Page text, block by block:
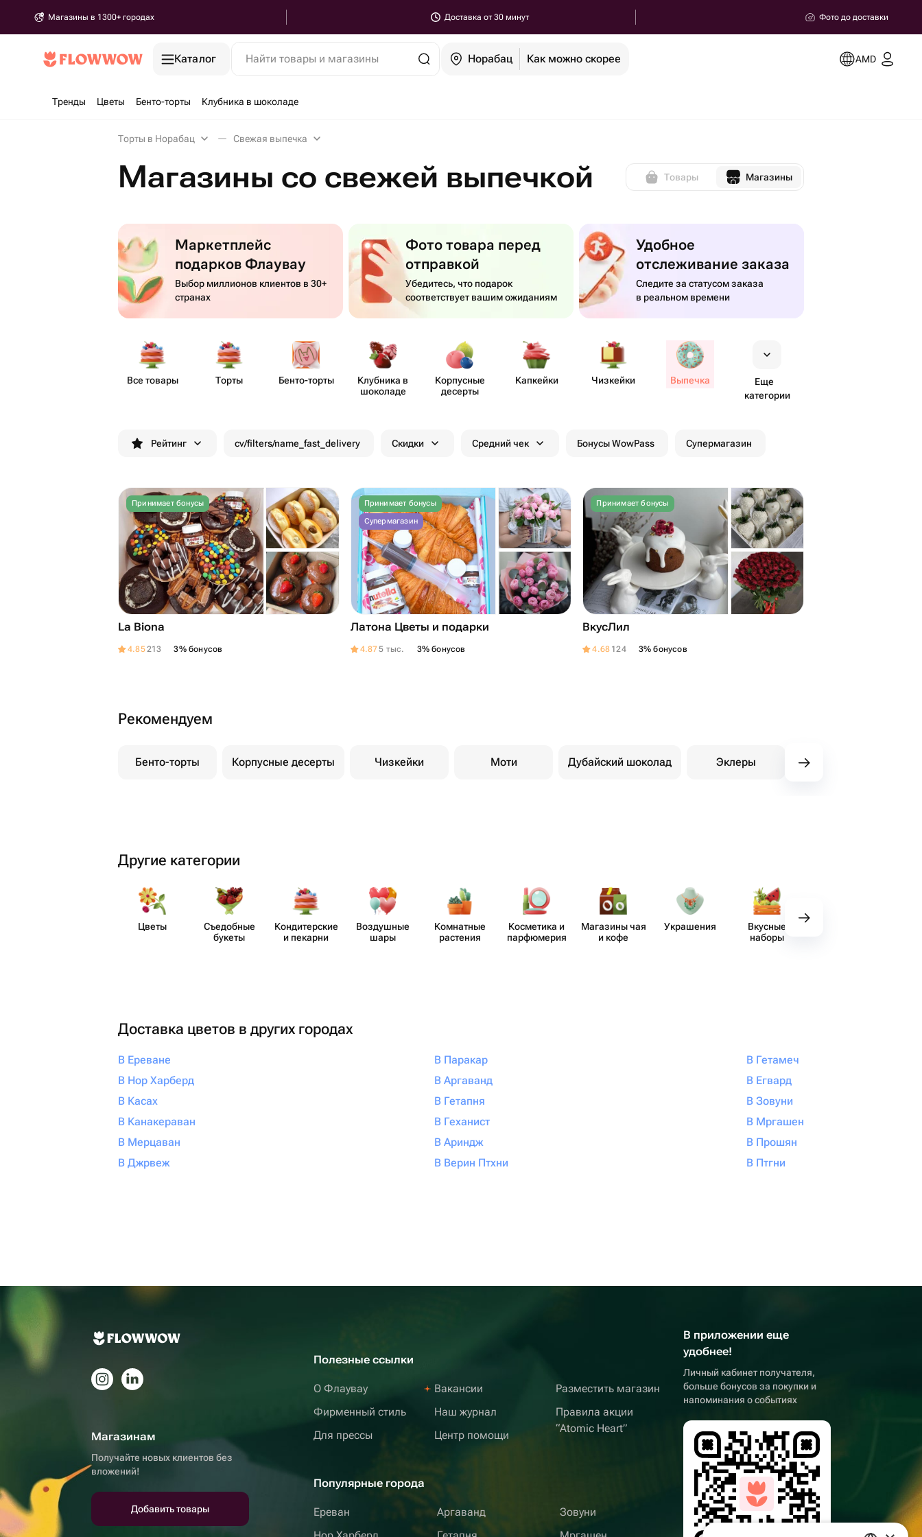
Магазины в 1300+ городах Доставка от 30 минут Фото до доставки
Каталог Найти товары и магазины Норабац Как можно скорее AMD
Тренды Цветы Бенто-торты Клубника в шоколаде
Торты в Норабац Свежая выпечка
Магазины со свежей выпечкой Товары Магазины
Маркетплейс
подарков Флаувау
Выбор миллионов клиентов в 30+
странах
Фото товара перед
отправкой
Убедитесь, что подарок
соответствует вашим ожиданиям
Удобное
отслеживание заказа
Следите за статусом заказа
в реальном времени
Все товары Торты Бенто​-торты
Клубника в
шоколаде
Корпусные
десерты
Капкейки Чизкейки Выпечка
Еще
категории
Рейтинг cv/filters/name_fast_delivery Скидки Средний чек Бонусы WowPass Супермагазин
Принимает бонусы
La Biona
4.85213 3% бонусов
Принимает бонусы
Супермагазин
Латона Цветы и подарки
4.875 тыс. 3% бонусов
Принимает бонусы
ВкусЛил
4.68 124 3% бонусов
Рекомендуем
Бенто-торты Корпусные десерты Чизкейки Моти Дубайский шоколад Эклеры Восточные сладости
Другие категории
Цветы
Съедобные
букеты
Кондит​ерские
и пекарни
Воздушные
шары
Комнатные
растения
Косметика и
парф​юмерия
Магазины чая
и кофе
Украшения
Вкусные
наборы
Доставка цветов в других городах
В Ереване
В Нор Харберд
В Касах
В Канакераван
В Мерцаван
В Джрвеж
В Паракар
В Аргаванд
В Гетапня
В Геханист
В Ариндж
В Верин Птхни
В Гетамеч
В Егвард
В Зовуни
В Мргашен
В Прошян
В Птгни
Магазинам
Получайте новых клиентов без
вложений!
Добавить товары
Полезные ссылки
О Флаувау
Фирменный стиль
Для прессы
Вакансии
Наш журнал
Центр помощи
Разместить магазин
Правила акции
“Atomic Heart”
Популярные города
Ереван
Аргаванд
Зовуни
В приложении еще
удобнее!
Личный кабинет получателя,
больше бонусов за покупки и
напоминания о событиях